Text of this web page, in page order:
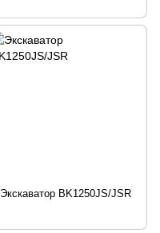
Экскаватор BK1250JS/JSR